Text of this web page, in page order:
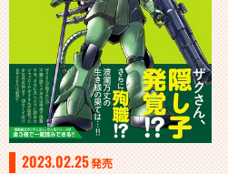
2023.02.25発売